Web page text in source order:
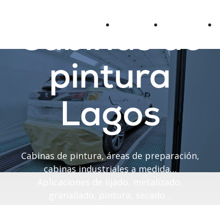
Sectores Productos
Cabinas de
pintura
Lagos
Cabinas de pintura, áreas de preparación,
cabinas industriales a medida…